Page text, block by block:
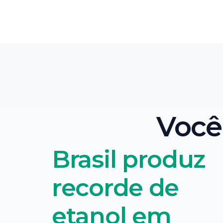
Brasil produz
recorde de
etanol em